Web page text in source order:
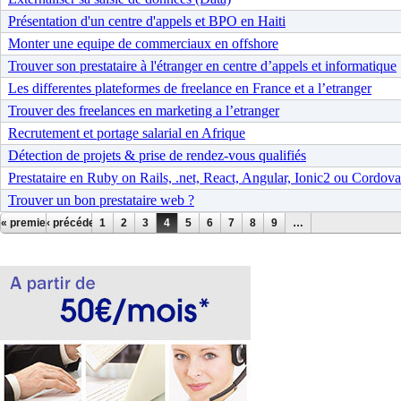
Présentation d'un centre d'appels et BPO en Haiti
Monter une equipe de commerciaux en offshore
Trouver son prestataire à l'étranger en centre d’appels et informatique
Les differentes plateformes de freelance en France et a l’etranger
Trouver des freelances en marketing a l’etranger
Recrutement et portage salarial en Afrique
Détection de projets & prise de rendez-vous qualifiés
Prestataire en Ruby on Rails, .net, React, Angular, Ionic2 ou
Trouver un bon prestataire web ?
Pages
« premier‹ précédent
1 2 3 4 5 6 7 8 9 …